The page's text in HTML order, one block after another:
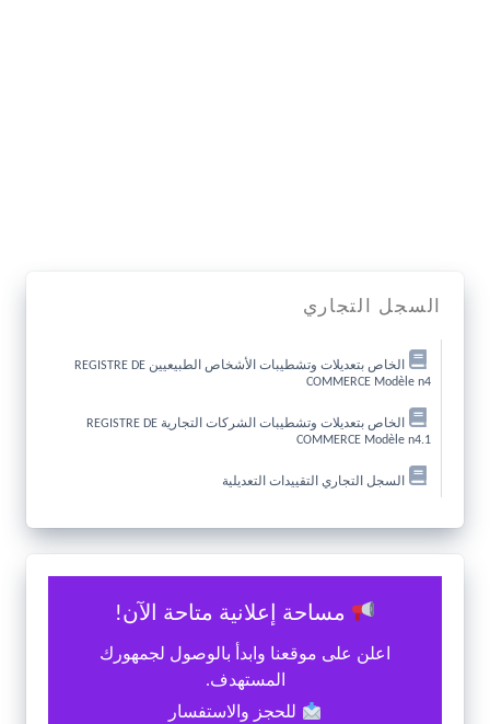
السجل التجاري
الخاص بتعديلات وتشطيبات الأشخاص الطبيعيين REGISTRE DE
COMMERCE Modèle n4
الخاص بتعديلات وتشطيبات الشركات التجارية REGISTRE DE
COMMERCE Modèle n4.1
السجل التجاري التقييدات التعديلية
مساحة إعلانية متاحة الآن!
اعلن على موقعنا وابدأ بالوصول لجمهورك
المستهدف.
للحجز والاستفسار